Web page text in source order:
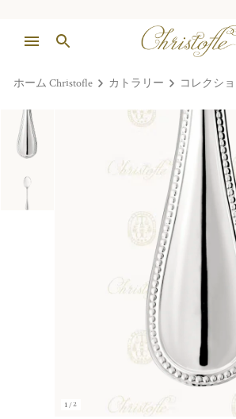
ホーム Christofle カトラリー コレクシ
1/2